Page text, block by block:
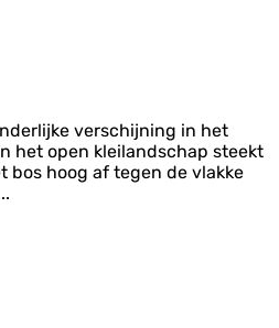
verschijning in het
het open kleilandschap steekt
bos hoog af tegen de vlakke